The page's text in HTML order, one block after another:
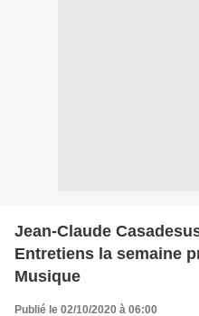
Jean-Claude
Entretiens la semaine
Musique
Publié le 02/10/2020 à 06:00